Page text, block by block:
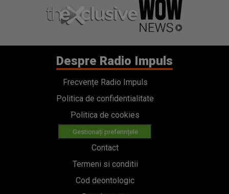
Despre Radio Impuls
Frecvențe Radio Impuls
Politica de confidentialitate
Politica de cookies
Gestionați preferințele
Contact
Termeni si conditii
Cod deontologic